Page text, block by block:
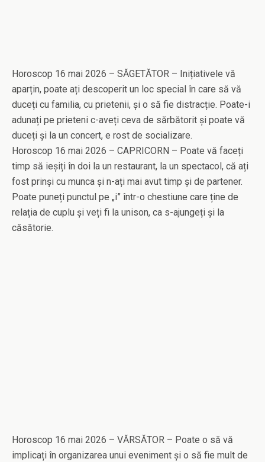
Horoscop 16 mai 2026 – SĂGETĂTOR – Inițiativele vă
aparțin, poate ați descoperit un loc special în care să vă
duceți cu familia, cu prietenii, și o să fie distracție. Poate-i
adunați pe prieteni c-aveți ceva de sărbătorit și poate vă
duceți și la un concert, e rost de socializare.
Horoscop 16 mai 2026 – CAPRICORN – Poate vă faceți
timp să ieșiți în doi la un restaurant, la un spectacol, că ați
fost prinși cu munca și n-ați mai avut timp și de partener.
Poate puneți punctul pe „i” într-o chestiune care ține de
relația de cuplu și veți fi la unison, ca s-ajungeți și la
căsătorie.
Horoscop 16 mai 2026 – VĂRSĂTOR – Poate o să vă
implicați în organizarea unui eveniment și o să fie mult de